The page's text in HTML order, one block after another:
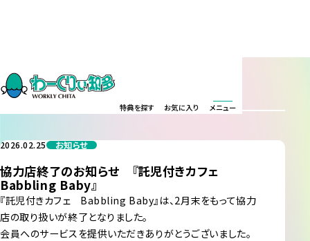
特典を探す お気に入り メニュー
INFORMATION
2026.02.25 お知らせ
協力店終了のお知らせ 『託児付きカフェ
Babbling Baby』
『託児付きカフェ Babbling Baby』は、2月末をもって協力
店の取り扱いが終了となりました。
会員へのサービスを提供いただきありがとうございました。